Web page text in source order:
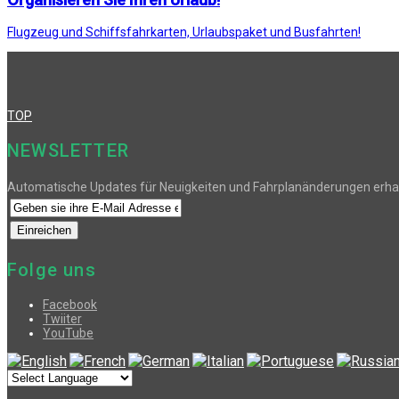
Flugzeug und Schiffsfahrkarten, Urlaubspaket und Busfahrten!
TOP
NEWSLETTER
Automatische Updates für Neuigkeiten und Fahrplanänderungen
Folge uns
Facebook
Twiiter
YouTube